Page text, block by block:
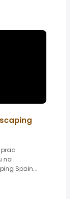
prac
na
Spain...